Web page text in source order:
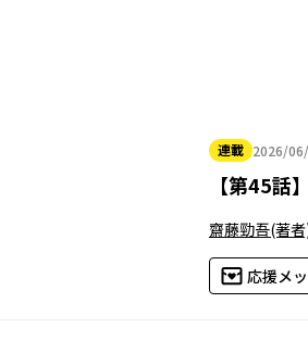
連載 2026/
2026年06月
【第45話】
齋藤勁吾(著
応援メ